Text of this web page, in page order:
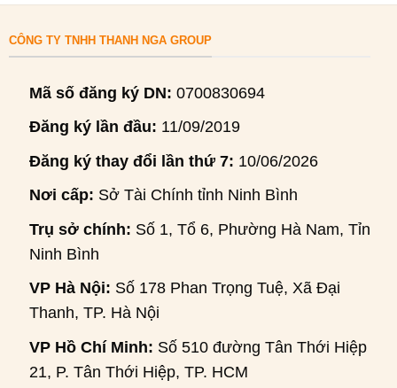
CÔNG TY TNHH THANH NGA GROUP
Mã số đăng ký DN: 0700830694
Đăng ký lần đầu: 11/09/2019
Đăng ký thay đổi lần thứ 7: 10/06/2026
Nơi cấp: Sở Tài Chính tỉnh Ninh Bình
Trụ sở chính: Số 1, Tổ 6, Phường Hà Nam, Tỉnh
Ninh Bình
VP Hà Nội: Số 178 Phan Trọng Tuệ, Xã Đại
Thanh, TP. Hà Nội
VP Hồ Chí Minh: Số 510 đường Tân Thới Hiệp
21, P. Tân Thới Hiệp, TP. HCM